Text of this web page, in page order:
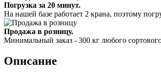
Погрузка за 20 минут.
На нашей базе работает 2 крана, поэтому
Продажа в розницу.
Минимальный заказ - 300 кг любого
Описание